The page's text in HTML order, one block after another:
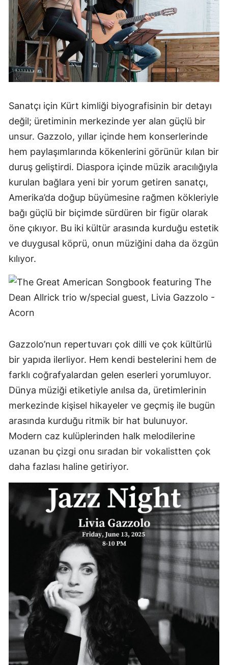
Sanatçı için Kürt kimliği biyografisinin bir detayı
değil; üretiminin merkezinde yer alan güçlü bir
unsur. Gazzolo, yıllar içinde hem konserlerinde
hem paylaşımlarında kökenlerini görünür kılan bir
duruş geliştirdi. Diaspora içinde müzik aracılığıyla
kurulan bağlara yeni bir yorum getiren sanatçı,
Amerika’da doğup büyümesine rağmen kökleriyle
bağı güçlü bir biçimde sürdüren bir figür olarak
öne çıkıyor. Bu iki kültür arasında kurduğu estetik
ve duygusal köprü, onun müziğini daha da özgün
kılıyor.
Gazzolo’nun repertuvarı çok dilli ve çok kültürlü
bir yapıda ilerliyor. Hem kendi bestelerini hem de
farklı coğrafyalardan gelen eserleri yorumluyor.
Dünya müziği etiketiyle anılsa da, üretimlerinin
merkezinde kişisel hikayeler ve geçmiş ile bugün
arasında kurduğu ritmik bir hat bulunuyor.
Modern caz kulüplerinden halk melodilerine
uzanan bu çizgi onu sıradan bir vokalistten çok
daha fazlası haline getiriyor.